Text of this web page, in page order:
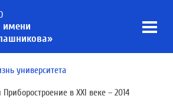
имени
университета
в XXI веке – 2014